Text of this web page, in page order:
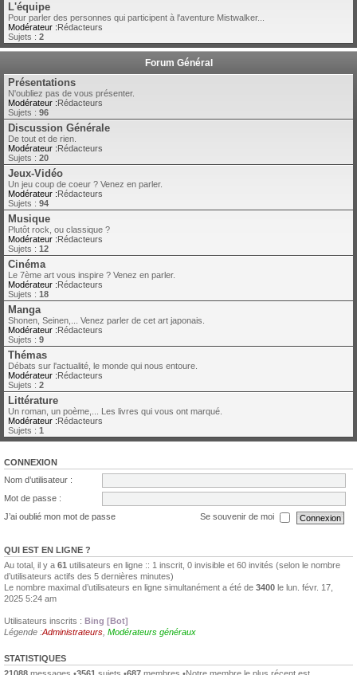
L'équipe
Pour parler des personnes qui participent à l'aventure Mistwalker...
Modérateur :Rédacteurs
Sujets : 2
Forum Général
Présentations
N'oubliez pas de vous présenter.
Modérateur :Rédacteurs
Sujets : 96
Discussion Générale
De tout et de rien.
Modérateur :Rédacteurs
Sujets : 20
Jeux-Vidéo
Un jeu coup de coeur ? Venez en parler.
Modérateur :Rédacteurs
Sujets : 94
Musique
Plutôt rock, ou classique ?
Modérateur :Rédacteurs
Sujets : 12
Cinéma
Le 7ème art vous inspire ? Venez en parler.
Modérateur :Rédacteurs
Sujets : 18
Manga
Shonen, Seinen,... Venez parler de cet art japonais.
Modérateur :Rédacteurs
Sujets : 9
Thémas
Débats sur l'actualité, le monde qui nous entoure.
Modérateur :Rédacteurs
Sujets : 2
Littérature
Un roman, un poème,... Les livres qui vous ont marqué.
Modérateur :Rédacteurs
Sujets : 1
CONNEXION
Nom d’utilisateur :
Mot de passe :
J’ai oublié mon mot de passe
Se souvenir de moi
QUI EST EN LIGNE ?
Au total, il y a 61 utilisateurs en ligne :: 1 inscrit, 0 invisible et 60 invités (selon le nombre
d’utilisateurs actifs des 5 dernières minutes)
Le nombre maximal d’utilisateurs en ligne simultanément a été de 3400 le lun. févr. 17,
2025 5:24 am
Utilisateurs inscrits : Bing [Bot]
Légende :Administrateurs Modérateurs généraux
STATISTIQUES